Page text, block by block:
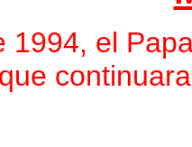
1994, el